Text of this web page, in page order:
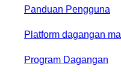
Panduan Pengguna
Platform dagangan
Program Dagangan